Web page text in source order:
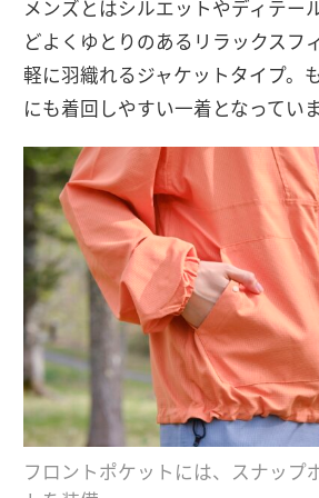
メンズとはシルエットやディテー
どよくゆとりのあるリラックスフ
軽に羽織れるジャケットタイプ。
にも着回しやすい一着となっていま
フロントポケットには、スナップ